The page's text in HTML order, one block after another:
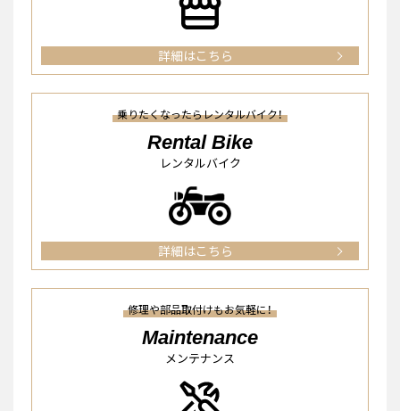
詳細はこちら
乗りたくなったらレンタルバイク！
Rental Bike
レンタルバイク
詳細はこちら
修理や部品取付けもお気軽に！
Maintenance
メンテナンス